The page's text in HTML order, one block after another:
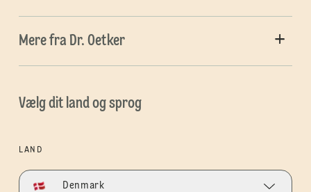
Mere fra Dr. Oetker
Vælg dit land og sprog
LAND
Denmark